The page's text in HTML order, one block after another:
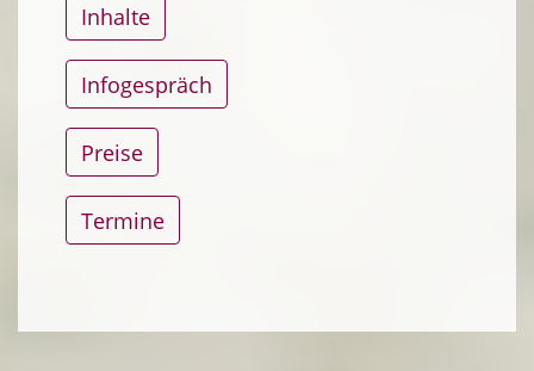
Inhalte
Infogespräch
Preise
Termine